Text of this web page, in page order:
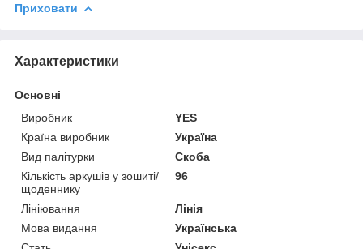
Приховати
Характеристики
Основні
Виробник
YES
Країна виробник
Україна
Вид палітурки
Скоба
Кількість аркушів у зошиті/
щоденнику
96
Лініювання
Лінія
Мова видання
Українська